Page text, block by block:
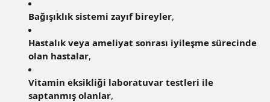
Bağışıklık sistemi zayıf bireyler,
Hastalık veya ameliyat sonrası iyileşme sürecinde
olan hastalar,
Vitamin eksikliği laboratuvar testleri ile
saptanmış olanlar,